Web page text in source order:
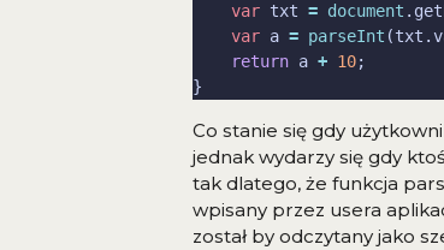
var txt = document
var a = parseInt
return a + 10
Co stanie się gdy
jednak wydarzy się gdy
tak dlatego, że funkcja
wpisany przez usera
został by odczytany jako